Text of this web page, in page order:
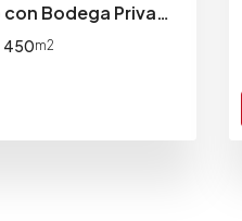
Casa de Lujo con Bodega Privada
450m2